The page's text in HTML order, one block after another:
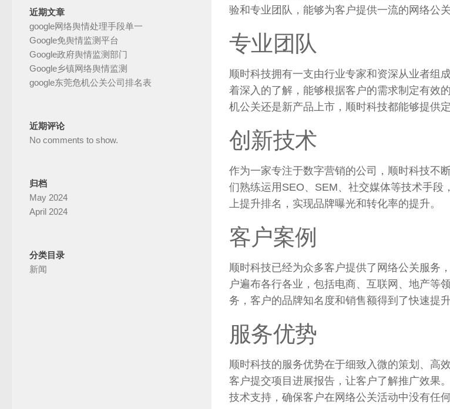
验和专业团队 ， 能够为客户提供一流的网络公
专业团队
顺时科技拥有一支由行业专家和资深从业者组
着深入的了解 ， 能够根据客户的需求制定有效
机公关还是新产品上市 ， 顺时科技都能够提供
创新技术
作为一家专注于数字营销的公司 ， 顺时科技不
们熟练运用SEO、 SEM、 社交媒体等技术手段 ，
上提升排名 ， 实现品牌曝光和转化率的提升。
客户案例
顺时科技已经为众多客户提供了网络公关服务 ，
户遍布各行各业 ， 包括电商、 互联网 、 地产等
务 ， 客户的品牌知名度和销售额得到了快速提
服务优势
顺时科技的服务优势在于细致入微的策划 、 高
客户提交项目进展报告 ， 让客户了解推广效果。
技术支持 ， 确保客户在网络公关活动中没有任
近期文章
google网络舆情处理手段单一
Google免舆情监测平台
Google政府舆情监测部门
Google乡镇网络舆情监测
google东莞危机公关公司排名表
近期评论
No comments to show.
归档
May 2024
April 2024
分类目录
新闻